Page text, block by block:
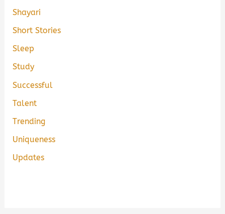
Shayari
Short Stories
Sleep
Study
Successful
Talent
Trending
Uniqueness
Updates